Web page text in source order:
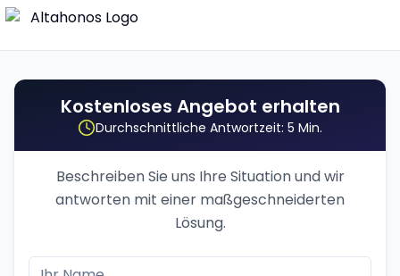
Kostenloses Angebot erhalten
Durchschnittliche Antwortzeit: 5 Min.
Beschreiben Sie uns Ihre Situation und wir
antworten mit einer maßgeschneiderten
Lösung.